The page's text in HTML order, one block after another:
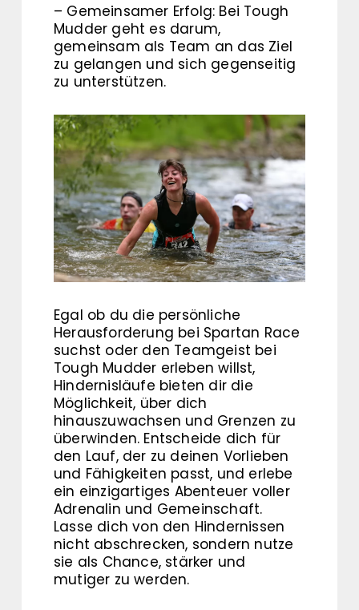
– Gemeinsamer Erfolg: Bei Tough
Mudder geht es darum,
gemeinsam als Team an das Ziel
zu gelangen und sich gegenseitig
zu unterstützen.
Egal ob du die persönliche
Herausforderung bei Spartan Race
suchst oder den Teamgeist bei
Tough Mudder erleben willst,
Hindernisläufe bieten dir die
Möglichkeit, über dich
hinauszuwachsen und Grenzen zu
überwinden. Entscheide dich für
den Lauf, der zu deinen Vorlieben
und Fähigkeiten passt, und erlebe
ein einzigartiges Abenteuer voller
Adrenalin und Gemeinschaft.
Lasse dich von den Hindernissen
nicht abschrecken, sondern nutze
sie als Chance, stärker und
mutiger zu werden.